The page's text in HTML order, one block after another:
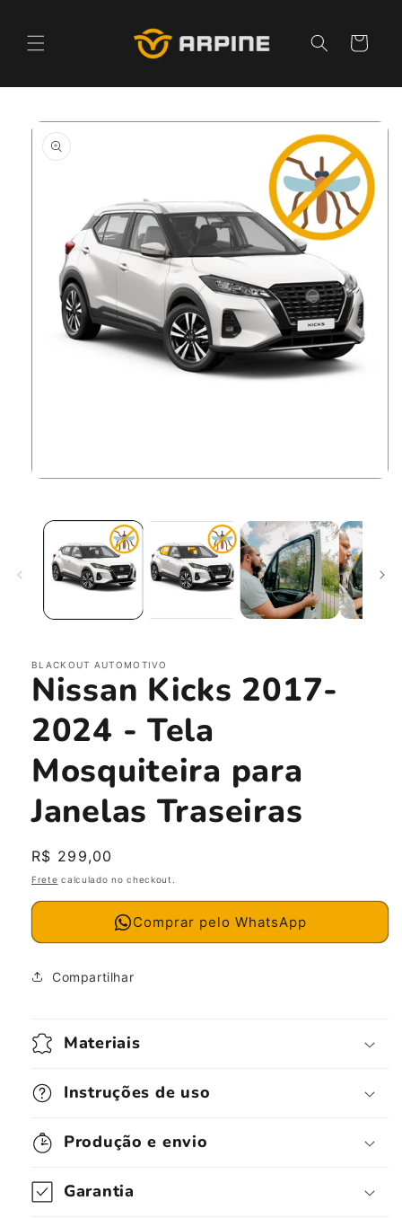
conteúdo
Carrinho
informações
do produto
modal
BLACKOUT AUTOMOTIVO
Nissan Kicks 2017-
2024 - Tela
Mosquiteira para
Janelas Traseiras
Preço
normal
R$ 299,00
Frete calculado no checkout.
Comprar pelo WhatsApp
Compartilhar
Materiais
Instruções de uso
Produção e envio
Garantia